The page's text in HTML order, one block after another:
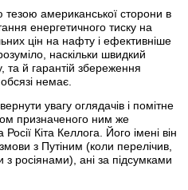
американської сторони в
енергетичного тиску на
цін на нафту і ефективніше
наскільки швидкий
та й гарантій збереження
немає.
увагу оглядачів і помітне
призначеного ним же
Кіта Келлога. Його імені він
з Путіним (коли перелічив,
росіянами), ані за підсумками